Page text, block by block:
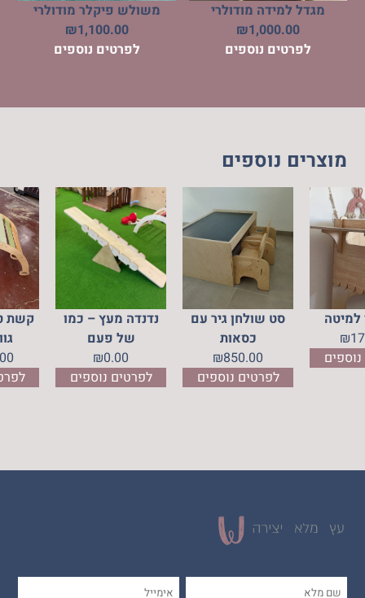
מגדל למידה מודולרי
₪1,000.00
לפרטים נוספים
משולש פיקלר מודולרי
₪1,100.00
לפרטים נוספים
מוצרים נוספים
קשת
נדנדה מעץ – כמו
של פעם
₪0.00
לפרטים נוספים
סט שולחן גיר עם
כסאות
₪850.00
לפרטים נוספים
₪